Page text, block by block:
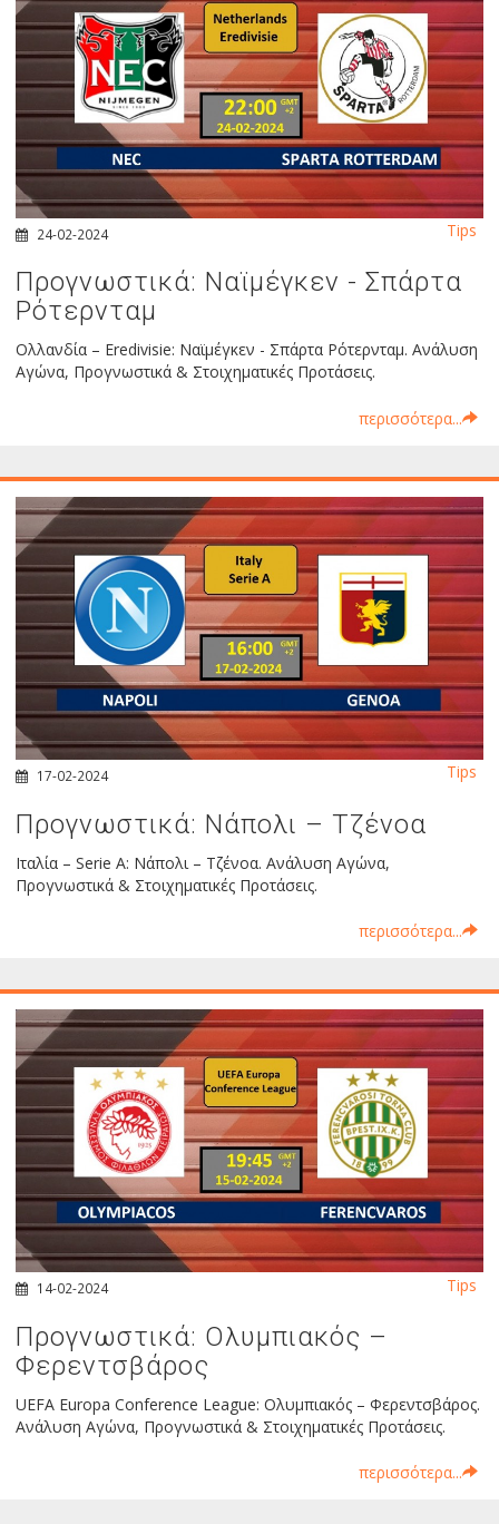
24-02-2024
Προγνωστικά: Ναϊμέγκεν - Σπάρτα
Ρότερνταμ
Ολλανδία – Eredivisie: Ναϊμέγκεν - Σπάρτα Ρότερνταμ. Ανάλυση
Αγώνα, Προγνωστικά & Στοιχηματικές Προτάσεις.
περισσότερα...
Tips
17-02-2024
Προγνωστικά: Νάπολι – Τζένοα
Ιταλία – Serie A: Νάπολι – Τζένοα. Ανάλυση Αγώνα,
Προγνωστικά & Στοιχηματικές Προτάσεις.
περισσότερα...
Tips
14-02-2024
Προγνωστικά: Ολυμπιακός –
Φερεντσβάρος
UEFA Europa Conference League: Ολυμπιακός – Φερεντσβάρος.
Ανάλυση Αγώνα, Προγνωστικά & Στοιχηματικές Προτάσεις.
περισσότερα...
Tips